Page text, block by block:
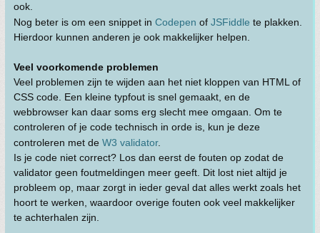
ook.
Nog beter is om een snippet in Codepen of JSFiddle te plakken.
Hierdoor kunnen anderen je ook makkelijker helpen.
Veel voorkomende problemen
Veel problemen zijn te wijden aan het niet kloppen van HTML of
CSS code. Een kleine typfout is snel gemaakt, en de
webbrowser kan daar soms erg slecht mee omgaan. Om te
controleren of je code technisch in orde is, kun je deze
controleren met de W3 validator.
Is je code niet correct? Los dan eerst de fouten op zodat de
validator geen foutmeldingen meer geeft. Dit lost niet altijd je
probleem op, maar zorgt in ieder geval dat alles werkt zoals het
hoort te werken, waardoor overige fouten ook veel makkelijker
te achterhalen zijn.